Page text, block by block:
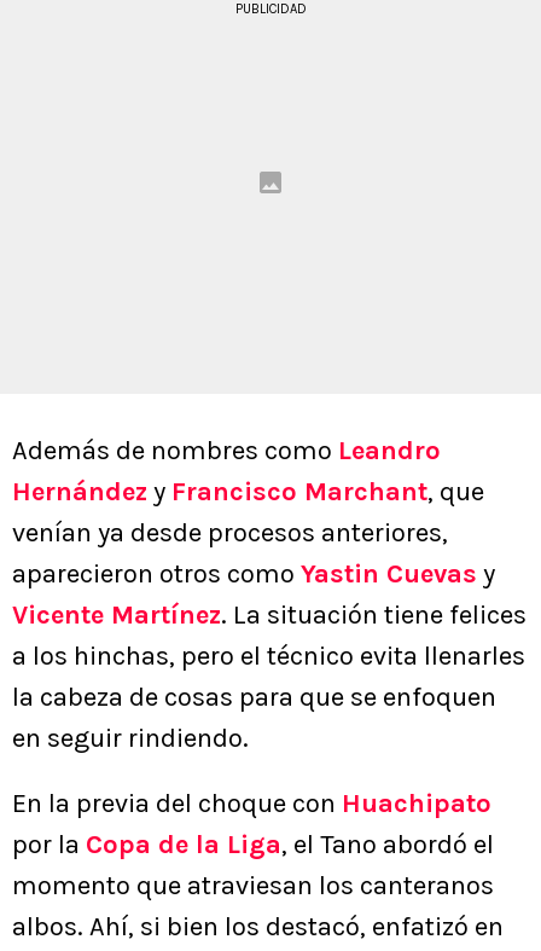
PUBLICIDAD
Además de nombres como Leandro
Hernández y Francisco Marchant, que
venían ya desde procesos anteriores,
aparecieron otros como Yastin Cuevas y
Vicente Martínez. La situación tiene felices
a los hinchas, pero el técnico evita llenarles
la cabeza de cosas para que se enfoquen
en seguir rindiendo.
En la previa del choque con Huachipato
por la Copa de la Liga, el Tano abordó el
momento que atraviesan los canteranos
albos. Ahí, si bien los destacó, enfatizó en